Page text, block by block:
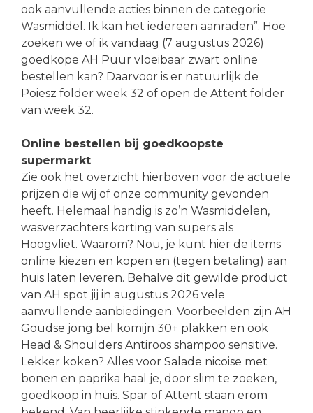
ook aanvullende acties binnen de categorie
Wasmiddel. Ik kan het iedereen aanraden”. Hoe
zoeken we of ik vandaag (7 augustus 2026)
goedkope AH Puur vloeibaar zwart online
bestellen kan? Daarvoor is er natuurlijk de
Poiesz folder week 32 of open de Attent folder
van week 32.
Online bestellen bij goedkoopste
supermarkt
Zie ook het overzicht hierboven voor de actuele
prijzen die wij of onze community gevonden
heeft. Helemaal handig is zo’n Wasmiddelen,
wasverzachters korting van supers als
Hoogvliet. Waarom? Nou, je kunt hier de items
online kiezen en kopen en (tegen betaling) aan
huis laten leveren. Behalve dit gewilde product
van AH spot jij in augustus 2026 vele
aanvullende aanbiedingen. Voorbeelden zijn AH
Goudse jong bel komijn 30+ plakken en ook
Head & Shoulders Antiroos shampoo sensitive.
Lekker koken? Alles voor Salade nicoise met
bonen en paprika haal je, door slim te zoeken,
goedkoop in huis. Spar of Attent staan erom